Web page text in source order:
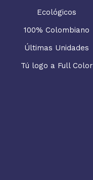
Ecológicos
100% Colombiano
Últimas Unidades
Tú logo a Full Color